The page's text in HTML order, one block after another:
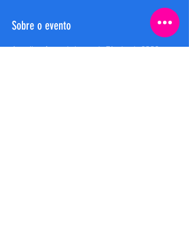
Sobre o evento
A melhor festa do barco do Rio desde 2008 •